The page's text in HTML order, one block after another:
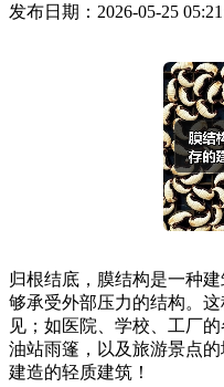
发布日期：2026-05-25
归根结底，膜结构是一种
够承受外部压力的结构。
见；如医院、学校、工厂
油站雨篷，以及旅游景点
建造的轻质建筑！